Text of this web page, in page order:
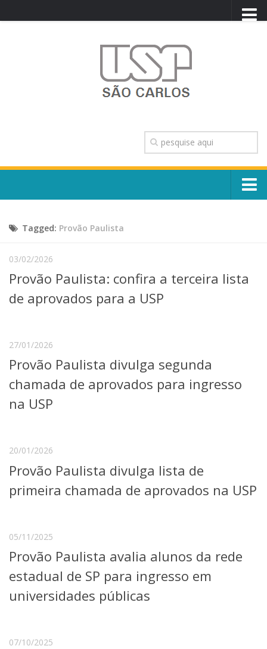
TRANSPARÊNCIA
OUVIDORIA
CONTATO
Escola, Institutos e Órgãos
Núcleos e Comissões
Telefones e Mapas
Ensino
Educação a distância
Cursos de Extensão
Pesquisa e Inovação
Linhas de Pesquisa
Centros, Núcleos e Projetos em Rede
Transferência de Tecnologia
Extensão à Comunidade
Projetos, Programas e Cursos
Serviços
Bibliotecas
Apoio ao Estudante
Segurança, Trânsito e Prevenção
RH, Administrativo e Financeiro
Assessorias e Mídias
Tagged: Provão Paulista
03/02/2026
Provão Paulista: confira a terceira lista
de aprovados para a USP
27/01/2026
Provão Paulista divulga segunda
chamada de aprovados para ingresso
na USP
20/01/2026
Provão Paulista divulga lista de
primeira chamada de aprovados na USP
05/11/2025
Provão Paulista avalia alunos da rede
estadual de SP para ingresso em
universidades públicas
07/10/2025